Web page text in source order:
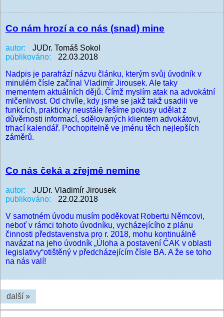
Co nám hrozí a co nás (snad) mine
autor:
JUDr. Tomáš Sokol
publikováno:
22.03.2018
Nadpis je parafrází názvu článku, kterým svůj úvodník v
minulém čísle začínal Vladimír Jirousek. Ale taky
mementem aktuálních dějů. Čímž myslím atak na advokátní
mlčenlivost. Od chvíle, kdy jsme se jakž takž usadili ve
funkcích, prakticky neustále řešíme pokusy udělat z
důvěrnosti informací, sdělovaných klientem advokátovi,
trhací kalendář. Pochopitelně ve jménu těch nejlepších
záměrů.
Co nás čeká a zřejmě nemine
autor:
JUDr. Vladimír Jirousek
publikováno:
22.02.2018
V samotném úvodu musím poděkovat Robertu Němcovi,
neboť v rámci tohoto úvodníku, vycházejícího z plánu
činnosti představenstva pro r. 2018, mohu kontinuálně
navázat na jeho úvodník „Úloha a postavení ČAK v oblasti
legislativy“otištěný v předcházejícím čísle BA. A že se toho
na nás valí!
další »